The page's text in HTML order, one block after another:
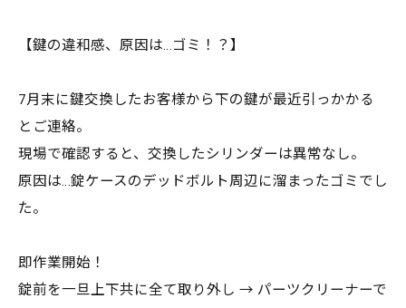
【鍵の違和感、原因は…ゴミ！？】
7月末に鍵交換したお客様から下の鍵が最近引っかかる
とご連絡。
現場で確認すると、交換したシリンダーは異常なし。
原因は…錠ケースのデッドボルト周辺に溜まったゴミでし
た。
即作業開始！
錠前を一旦上下共に全て取り外し → パーツクリーナーで